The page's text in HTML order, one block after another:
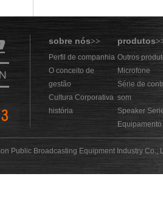
sobre nós>> produtos
Perfil de companhia
O conceito de
gestão
Cultura Corporativa
história
Outros
Microfone
Série de
som
Speaker
Public Broadcasting Equipment Industry